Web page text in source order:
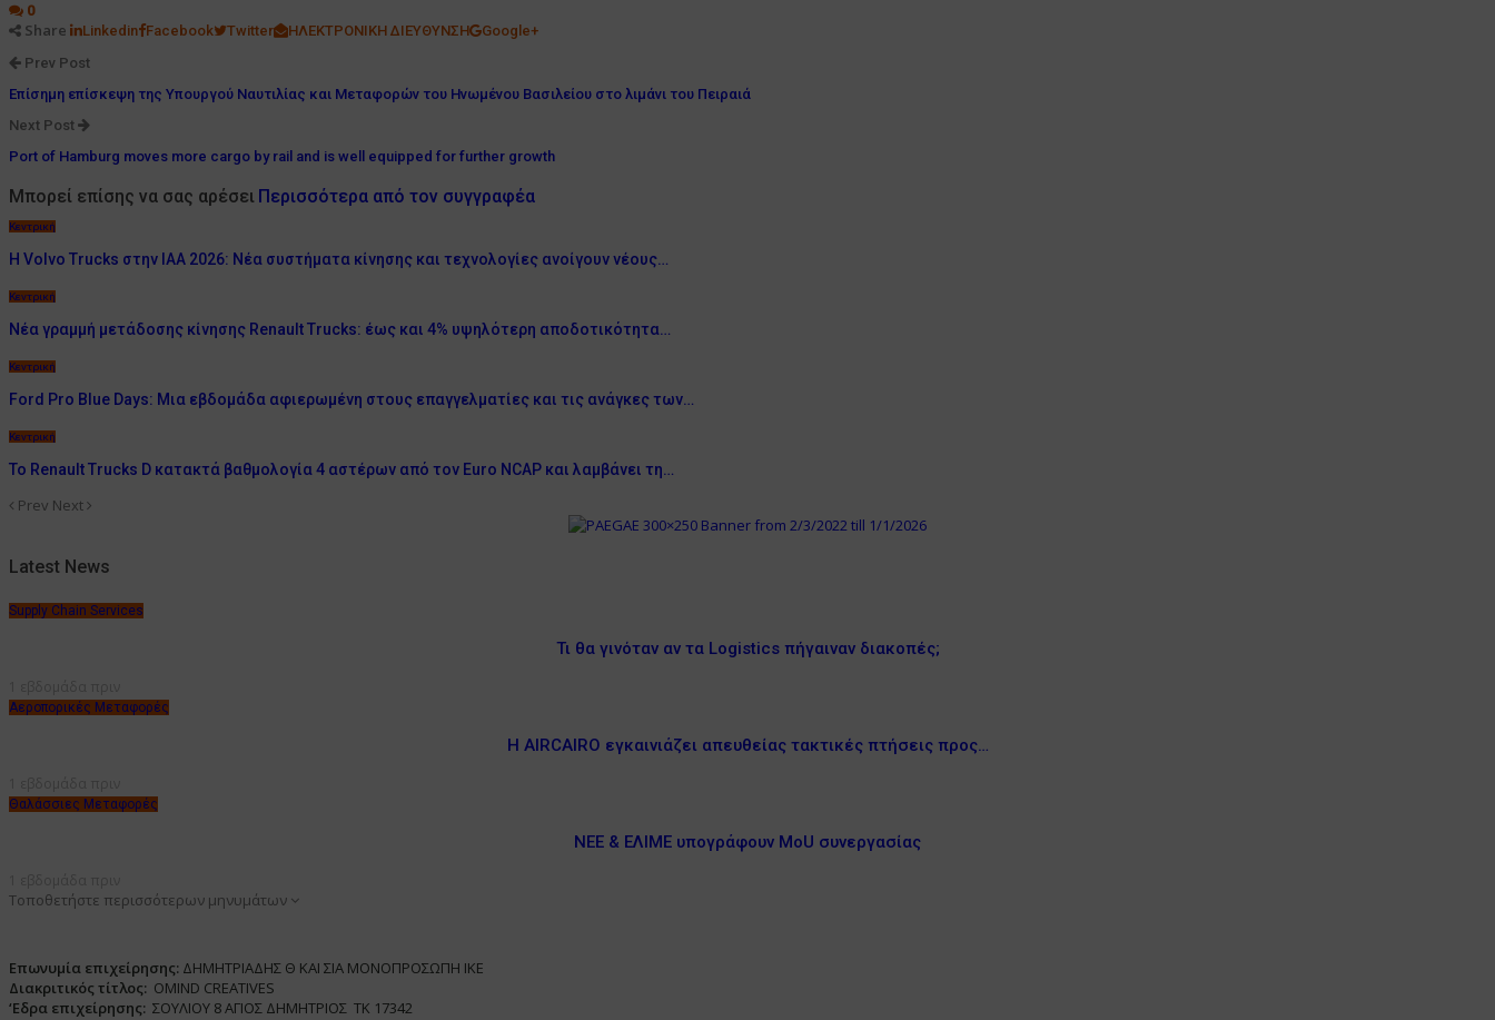
0
Share Linkedin Facebook Twitter ΗΛΕΚΤΡΟΝΙΚΗ ΔΙΕΥΘΥΝΣΗ
Google+
Prev Post
Επίσημη επίσκεψη της Υπουργού Ναυτιλίας και Μεταφορών του Ηνωμένου Βασιλείου στο λιμάνι του Πειραιά
Next Post
Port of Hamburg moves more cargo by rail and is well equipped for further growth
Μπορεί επίσης να σας αρέσει Περισσότερα από τον συγγραφέα
Κεντρική
Η Volvo Trucks στην IAA 2026: Νέα συστήματα κίνησης και τεχνολογίες ανοίγουν νέους…
Κεντρική
Νέα γραμμή μετάδοσης κίνησης Renault Trucks: έως και 4% υψηλότερη αποδοτικότητα…
Κεντρική
Ford Pro Blue Days: Μια εβδομάδα αφιερωμένη στους επαγγελματίες και τις ανάγκες των…
Κεντρική
Το Renault Trucks D κατακτά βαθμολογία 4 αστέρων από τον Euro NCAP και λαμβάνει τη…
Prev Next
Latest News
Supply Chain Services
Τι θα γινόταν αν τα Logistics πήγαιναν διακοπές;
Αεροπορικές Μεταφορές
Η AIRCAIRO εγκαινιάζει απευθείας τακτικές πτήσεις προς…
Θαλάσσιες Μεταφορές
ΝΕΕ & ΕΛΙΜΕ υπογράφουν MoU συνεργασίας
Τοποθετήστε περισσότερων μηνυμάτων
Επωνυμία επιχείρησης: ΔΗΜΗΤΡΙΑΔΗΣ Θ ΚΑΙ ΣΙΑ ΜΟΝΟΠΡΟΣΩΠΗ ΙΚΕ
Διακριτικός τίτλος: ΟΜΙΝD CREATIVES
‘Eδρα επιχείρησης: ΣΟΥΛΙΟΥ 8 ΑΓΙΟΣ ΔΗΜΗΤΡΙΟΣ ΤΚ 17342